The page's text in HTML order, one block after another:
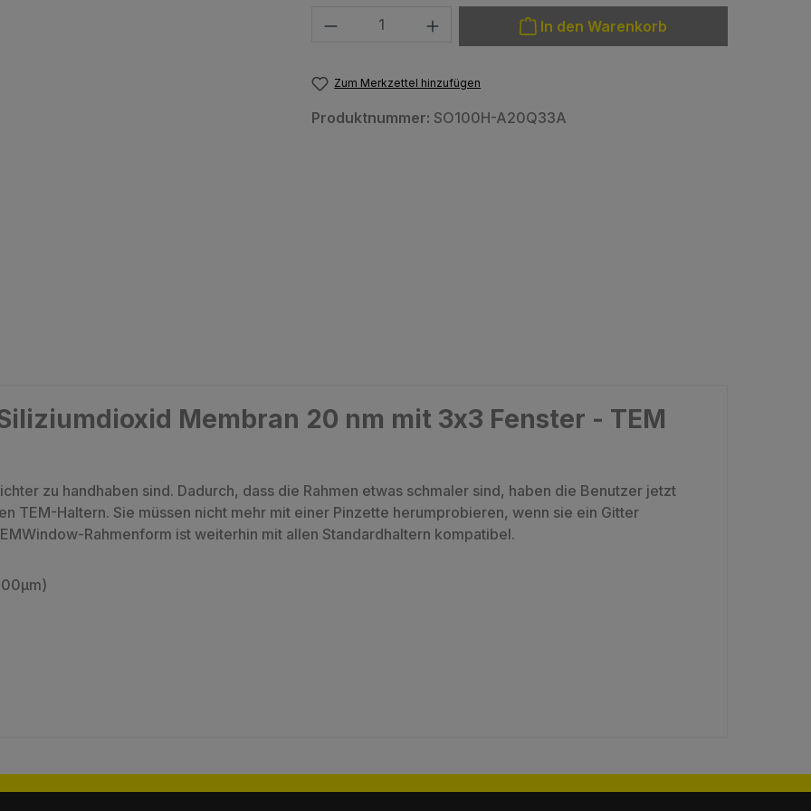
Produkt Anzahl: Gib den gewünschten Wert ein oder benutze die
In den Warenkorb
Zum Merkzettel hinzufügen
Produktnummer: SO100H-A20Q33A
Membran 20 nm mit 3x3 Fenster - TEM
zu handhaben sind. Dadurch, dass die Rahmen etwas schmaler sind, haben die Benutzer jetzt
TEM-Haltern. Sie müssen nicht mehr mit einer Pinzette herumprobieren, wenn sie ein Gitter
Rahmenform ist weiterhin mit allen Standardhaltern kompatibel.